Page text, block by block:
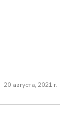
20 августа, 2021 г.